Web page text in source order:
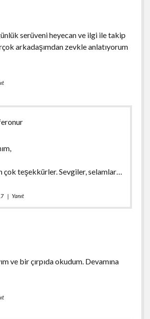
serüveni heyecan ve ilgi ile takip
arkadaşımdan zevkle anlatıyorum
çok teşekkürler. Sevgiler, selamlar…
Yanıt
ve bir çırpıda okudum. Devamına